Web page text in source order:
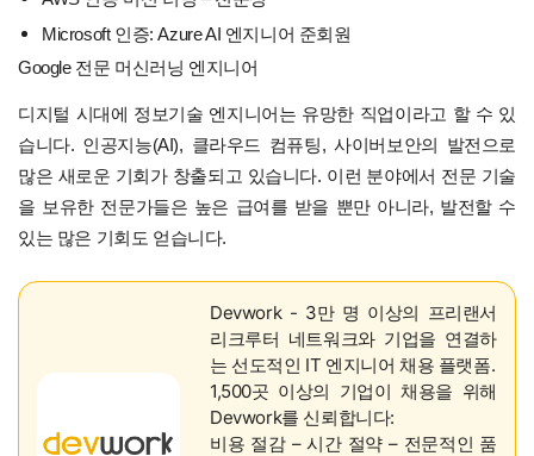
Microsoft 인증: Azure AI 엔지니어 준회원
Google 전문 머신러닝 엔지니어
디지털 시대에 정보기술 엔지니어는 유망한 직업이라고 할 수 있
습니다. 인공지능(AI), 클라우드 컴퓨팅, 사이버보안의 발전으로
많은 새로운 기회가 창출되고 있습니다. 이런 분야에서 전문 기술
을 보유한 전문가들은 높은 급여를 받을 뿐만 아니라, 발전할 수
있는 많은 기회도 얻습니다.
Devwork - 3만 명 이상의 프리랜서
리크루터 네트워크와 기업을 연결하
는 선도적인 IT 엔지니어 채용 플랫폼.
1,500곳 이상의 기업이 채용을 위해
Devwork를 신뢰합니다:
비용 절감 – 시간 절약 – 전문적인 품